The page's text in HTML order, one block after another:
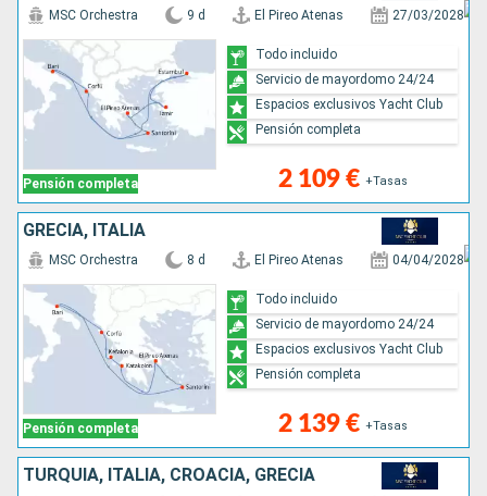
Pensión completa
MSC Orchestra 9 d El Pireo Atenas 27/03/2028
2 109 € +Tasas
Todo incluido
Servicio de mayordomo 24/24
Espacios exclusivos Yacht Club
Pensión completa
GRECIA, ITALIA
Pensión completa
MSC Orchestra 8 d El Pireo Atenas 04/04/2028
2 139 € +Tasas
Todo incluido
Servicio de mayordomo 24/24
Espacios exclusivos Yacht Club
Pensión completa
TURQUÍA, ITALIA, CROACIA, GRECIA